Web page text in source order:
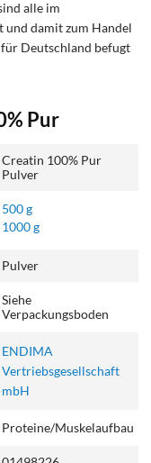
alle im
und damit zum Handel
Deutschland befugt
Pur
Creatin 100% Pur
Pulver
500 g
1000 g
Pulver
Siehe
Verpackungsboden
ENDIMA
Vertriebsgesellschaft
mbH
Proteine/Muskelaufbau